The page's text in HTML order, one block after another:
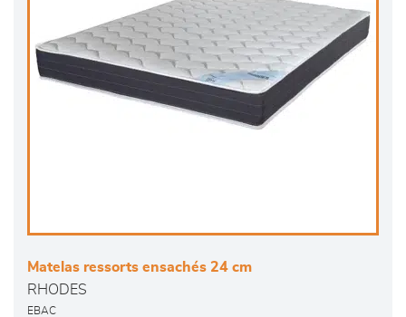
Matelas ressorts ensachés 24 cm
RHODES
EBAC